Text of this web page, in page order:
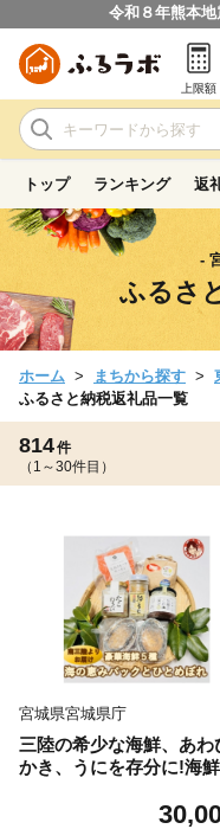
令和８年熊本
上限額
トップ ランキング 返
-
ふるさ
ホーム まちから探す
ふるさと納税返礼品一覧
814件
（1～30件目）
宮城県宮城県庁
三陸の希少な海鮮、あわ
かき、うにを存分に!海
ぼれ(精米)2合セット【